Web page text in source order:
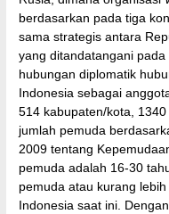
berdasarkan pada tiga
sama strategis antara
yang ditandatangani
hubungan diplomatik
Indonesia sebagai
514 kabupaten/kota,
jumlah pemuda
2009 tentang
pemuda adalah 16-30
pemuda atau kurang
Indonesia saat ini.